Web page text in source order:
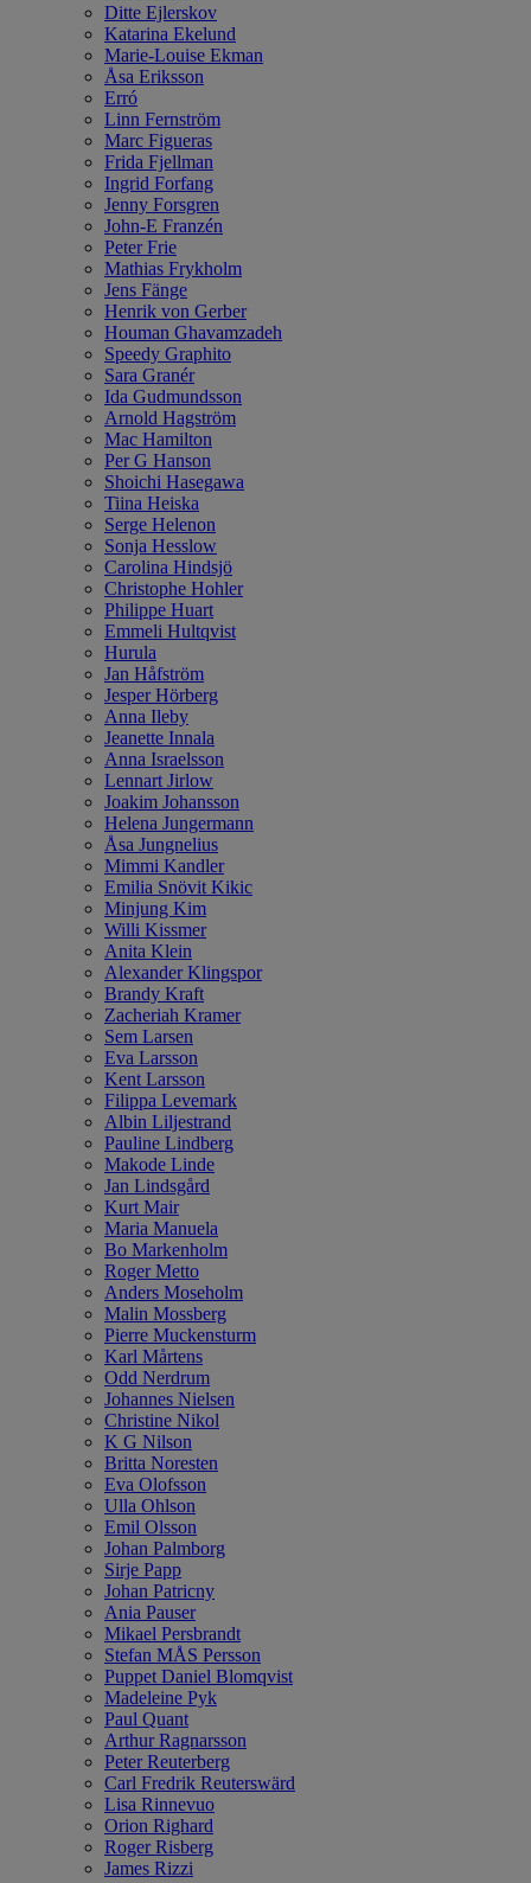
Ditte Ejlerskov
Katarina Ekelund
Marie-Louise Ekman
Åsa Eriksson
Erró
Linn Fernström
Marc Figueras
Frida Fjellman
Ingrid Forfang
Jenny Forsgren
John-E Franzén
Peter Frie
Mathias Frykholm
Jens Fänge
Henrik von Gerber
Houman Ghavamzadeh
Speedy Graphito
Sara Granér
Ida Gudmundsson
Arnold Hagström
Mac Hamilton
Per G Hanson
Shoichi Hasegawa
Tiina Heiska
Serge Helenon
Sonja Hesslow
Carolina Hindsjö
Christophe Hohler
Philippe Huart
Emmeli Hultqvist
Hurula
Jan Håfström
Jesper Hörberg
Anna Ileby
Jeanette Innala
Anna Israelsson
Lennart Jirlow
Joakim Johansson
Helena Jungermann
Åsa Jungnelius
Mimmi Kandler
Emilia Snövit Kikic
Minjung Kim
Willi Kissmer
Anita Klein
Alexander Klingspor
Brandy Kraft
Zacheriah Kramer
Sem Larsen
Eva Larsson
Kent Larsson
Filippa Levemark
Albin Liljestrand
Pauline Lindberg
Makode Linde
Jan Lindsgård
Kurt Mair
Maria Manuela
Bo Markenholm
Roger Metto
Anders Moseholm
Malin Mossberg
Pierre Muckensturm
Karl Mårtens
Odd Nerdrum
Johannes Nielsen
Christine Nikol
K G Nilson
Britta Noresten
Eva Olofsson
Ulla Ohlson
Emil Olsson
Johan Palmborg
Sirje Papp
Johan Patricny
Ania Pauser
Mikael Persbrandt
Stefan MÅS Persson
Puppet Daniel Blomqvist
Madeleine Pyk
Paul Quant
Arthur Ragnarsson
Peter Reuterberg
Carl Fredrik Reuterswärd
Lisa Rinnevuo
Orion Righard
Roger Risberg
James Rizzi